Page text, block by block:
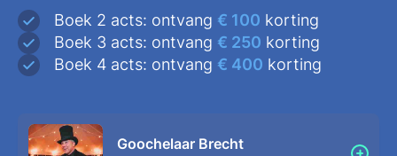
Boek 2 acts: ontvang € 100 korting
Boek 3 acts: ontvang € 250 korting
Boek 4 acts: ontvang € 400 korting
Goochelaar Brecht